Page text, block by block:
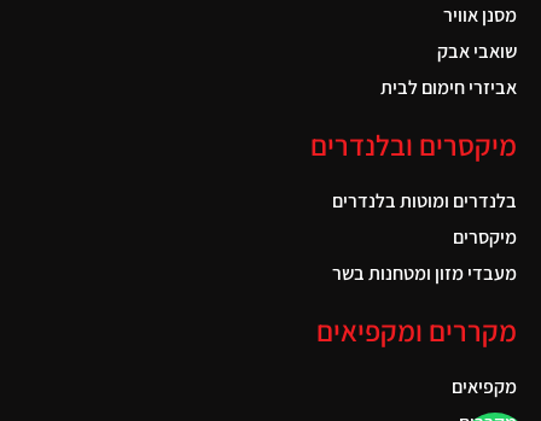
מסנן אוויר
שואבי אבק
אביזרי חימום לבית
מיקסרים ובלנדרים
בלנדרים ומוטות בלנדרים
מיקסרים
מעבדי מזון ומטחנות בשר
מקררים ומקפיאים
מקפיאים